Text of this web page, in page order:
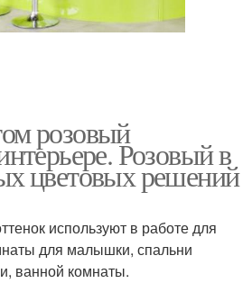
розовый
Розовый в
цветовых решений
используют в работе для
для малышки, спальни
ванной комнаты.